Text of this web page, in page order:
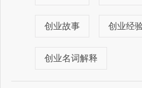
创业故事 创业经
创业名词解释